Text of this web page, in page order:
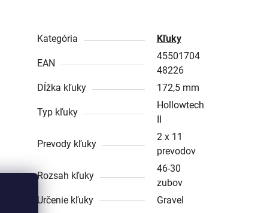
Kategória Kľuky
EAN
45501704
48226
Dĺžka kľuky
172,5 mm
Typ kľuky
Hollowtech
II
Prevody kľuky
2 x 11
prevodov
Rozsah kľuky
46-30
zubov
Určenie kľuky
Gravel